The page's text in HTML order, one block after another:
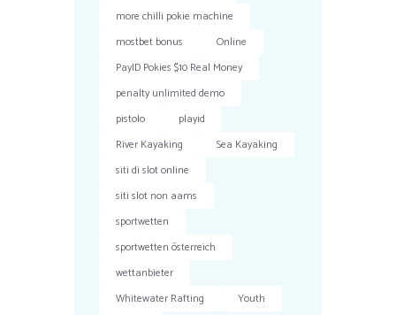
more chilli pokie machine
mostbet bonus
Online
PayID Pokies $10 Real Money
penalty unlimited demo
pistolo
playid
River Kayaking
Sea Kayaking
siti di slot online
siti slot non aams
sportwetten
sportwetten österreich
wettanbieter
Whitewater Rafting
Youth